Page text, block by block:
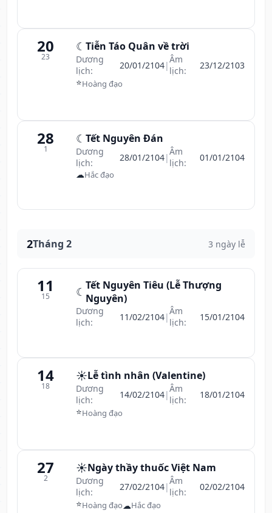
20
23
☾ Tiễn Táo Quân về trời
Dương
lịch:
20/01/2104|Âm
lịch:
23/12/2103
⭐Hoàng đạo
28
1
☾ Tết Nguyên Đán
Dương
lịch:
28/01/2104|Âm
lịch:
01/01/2104
☁Hắc đạo
2Tháng 2 3 ngày lễ
11
15 ☾ Tết Nguyên Tiêu (Lễ Thượng
Nguyên)
Dương
lịch:
11/02/2104|Âm
lịch:
15/01/2104
14
18
☀️Lễ tình nhân (Valentine)
Dương
lịch:
14/02/2104|Âm
lịch:
18/01/2104
⭐Hoàng đạo
27
2
☀️Ngày thầy thuốc Việt Nam
Dương
lịch:
27/02/2104|Âm
lịch:
02/02/2104
⭐Hoàng đạo☁Hắc đạo